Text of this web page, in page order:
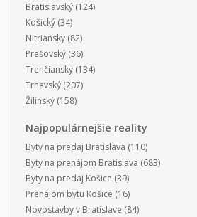
Bratislavský (124)
Košický (34)
Nitriansky (82)
Prešovský (36)
Trenčiansky (134)
Trnavský (207)
Žilinský (158)
Najpopulárnejšie reality
Byty na predaj Bratislava (110)
Byty na prenájom Bratislava (683)
Byty na predaj Košice (39)
Prenájom bytu Košice (16)
Novostavby v Bratislave (84)